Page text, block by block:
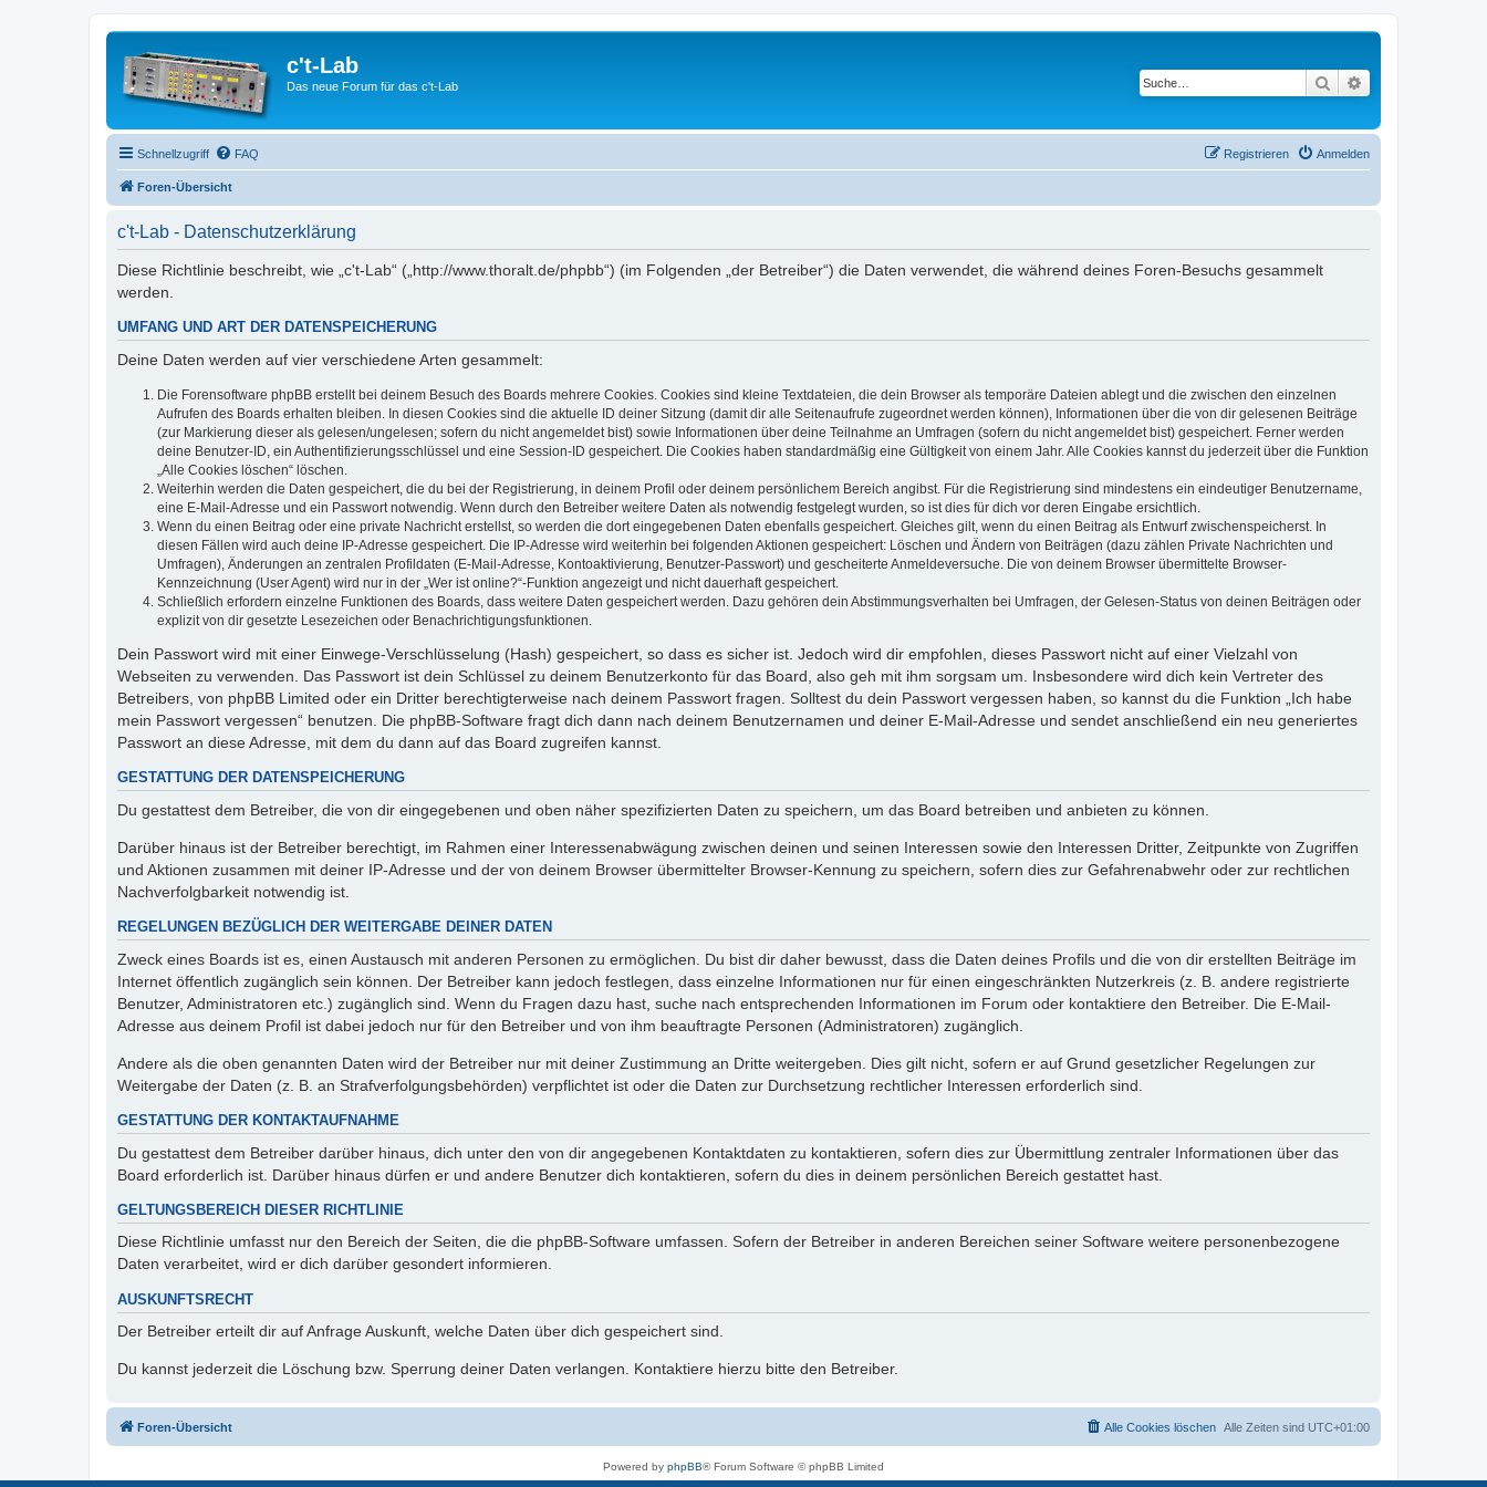
c't-Lab
Das neue Forum für das c't-Lab Suche
Schnellzugriff FAQ Anmelden
Registrieren
Foren-Übersicht
c't-Lab - Datenschutzerklärung
Diese Richtlinie beschreibt, wie „c't-Lab“ („http://www.thoralt.de/phpbb“) (im Folgenden „der Betreiber“) die Daten verwendet, die während deines Foren-Besuchs gesammelt
werden.
UMFANG UND ART DER DATENSPEICHERUNG
Deine Daten werden auf vier verschiedene Arten gesammelt:
Die Forensoftware phpBB erstellt bei deinem Besuch des Boards mehrere Cookies. Cookies sind kleine Textdateien, die dein Browser als temporäre Dateien ablegt und die zwischen den einzelnen
Aufrufen des Boards erhalten bleiben. In diesen Cookies sind die aktuelle ID deiner Sitzung (damit dir alle Seitenaufrufe zugeordnet werden können), Informationen über die von dir gelesenen Beiträge
(zur Markierung dieser als gelesen/ungelesen; sofern du nicht angemeldet bist) sowie Informationen über deine Teilnahme an Umfragen (sofern du nicht angemeldet bist) gespeichert. Ferner werden
deine Benutzer-ID, ein Authentifizierungsschlüssel und eine Session-ID gespeichert. Die Cookies haben standardmäßig eine Gültigkeit von einem Jahr. Alle Cookies kannst du jederzeit über die Funktion
„Alle Cookies löschen“ löschen.
Weiterhin werden die Daten gespeichert, die du bei der Registrierung, in deinem Profil oder deinem persönlichem Bereich angibst. Für die Registrierung sind mindestens ein eindeutiger Benutzername,
eine E-Mail-Adresse und ein Passwort notwendig. Wenn durch den Betreiber weitere Daten als notwendig festgelegt wurden, so ist dies für dich vor deren Eingabe ersichtlich.
Wenn du einen Beitrag oder eine private Nachricht erstellst, so werden die dort eingegebenen Daten ebenfalls gespeichert. Gleiches gilt, wenn du einen Beitrag als Entwurf zwischenspeicherst. In
diesen Fällen wird auch deine IP-Adresse gespeichert. Die IP-Adresse wird weiterhin bei folgenden Aktionen gespeichert: Löschen und Ändern von Beiträgen (dazu zählen Private Nachrichten und
Umfragen), Änderungen an zentralen Profildaten (E-Mail-Adresse, Kontoaktivierung, Benutzer-Passwort) und gescheiterte Anmeldeversuche. Die von deinem Browser übermittelte Browser-
Kennzeichnung (User Agent) wird nur in der „Wer ist online?“-Funktion angezeigt und nicht dauerhaft gespeichert.
Schließlich erfordern einzelne Funktionen des Boards, dass weitere Daten gespeichert werden. Dazu gehören dein Abstimmungsverhalten bei Umfragen, der Gelesen-Status von deinen Beiträgen oder
explizit von dir gesetzte Lesezeichen oder Benachrichtigungsfunktionen.
Dein Passwort wird mit einer Einwege-Verschlüsselung (Hash) gespeichert, so dass es sicher ist. Jedoch wird dir empfohlen, dieses Passwort nicht auf einer Vielzahl von
Webseiten zu verwenden. Das Passwort ist dein Schlüssel zu deinem Benutzerkonto für das Board, also geh mit ihm sorgsam um. Insbesondere wird dich kein Vertreter des
Betreibers, von phpBB Limited oder ein Dritter berechtigterweise nach deinem Passwort fragen. Solltest du dein Passwort vergessen haben, so kannst du die Funktion „Ich habe
mein Passwort vergessen“ benutzen. Die phpBB-Software fragt dich dann nach deinem Benutzernamen und deiner E-Mail-Adresse und sendet anschließend ein neu generiertes
Passwort an diese Adresse, mit dem du dann auf das Board zugreifen kannst.
GESTATTUNG DER DATENSPEICHERUNG
Du gestattest dem Betreiber, die von dir eingegebenen und oben näher spezifizierten Daten zu speichern, um das Board betreiben und anbieten zu können.
Darüber hinaus ist der Betreiber berechtigt, im Rahmen einer Interessenabwägung zwischen deinen und seinen Interessen sowie den Interessen Dritter, Zeitpunkte von Zugriffen
und Aktionen zusammen mit deiner IP-Adresse und der von deinem Browser übermittelter Browser-Kennung zu speichern, sofern dies zur Gefahrenabwehr oder zur rechtlichen
Nachverfolgbarkeit notwendig ist.
REGELUNGEN BEZÜGLICH DER WEITERGABE DEINER DATEN
Zweck eines Boards ist es, einen Austausch mit anderen Personen zu ermöglichen. Du bist dir daher bewusst, dass die Daten deines Profils und die von dir erstellten Beiträge im
Internet öffentlich zugänglich sein können. Der Betreiber kann jedoch festlegen, dass einzelne Informationen nur für einen eingeschränkten Nutzerkreis (z. B. andere registrierte
Benutzer, Administratoren etc.) zugänglich sind. Wenn du Fragen dazu hast, suche nach entsprechenden Informationen im Forum oder kontaktiere den Betreiber. Die E-Mail-
Adresse aus deinem Profil ist dabei jedoch nur für den Betreiber und von ihm beauftragte Personen (Administratoren) zugänglich.
Andere als die oben genannten Daten wird der Betreiber nur mit deiner Zustimmung an Dritte weitergeben. Dies gilt nicht, sofern er auf Grund gesetzlicher Regelungen zur
Weitergabe der Daten (z. B. an Strafverfolgungsbehörden) verpflichtet ist oder die Daten zur Durchsetzung rechtlicher Interessen erforderlich sind.
GESTATTUNG DER KONTAKTAUFNAHME
Du gestattest dem Betreiber darüber hinaus, dich unter den von dir angegebenen Kontaktdaten zu kontaktieren, sofern dies zur Übermittlung zentraler Informationen über das
Board erforderlich ist. Darüber hinaus dürfen er und andere Benutzer dich kontaktieren, sofern du dies in deinem persönlichen Bereich gestattet hast.
GELTUNGSBEREICH DIESER RICHTLINIE
Diese Richtlinie umfasst nur den Bereich der Seiten, die die phpBB-Software umfassen. Sofern der Betreiber in anderen Bereichen seiner Software weitere personenbezogene
Daten verarbeitet, wird er dich darüber gesondert informieren.
AUSKUNFTSRECHT
Der Betreiber erteilt dir auf Anfrage Auskunft, welche Daten über dich gespeichert sind.
Du kannst jederzeit die Löschung bzw. Sperrung deiner Daten verlangen. Kontaktiere hierzu bitte den Betreiber.
Foren-Übersicht Alle Zeiten sind UTC+01:00
Alle Cookies löschen
Powered by phpBB® Forum Software © phpBB Limited